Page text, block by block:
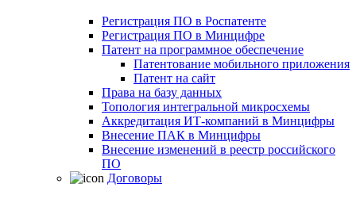
Регистрация ПО в Роспатенте
Регистрация ПО в Минцифре
Патент на программное обеспечение
Патентование мобильного приложения
Патент на сайт
Права на базу данных
Топология интегральной микросхемы
Аккредитация ИТ-компаний в Минцифры
Внесение ПАК в Минцифры
Внесение изменений в реестр российского
ПО
Договоры